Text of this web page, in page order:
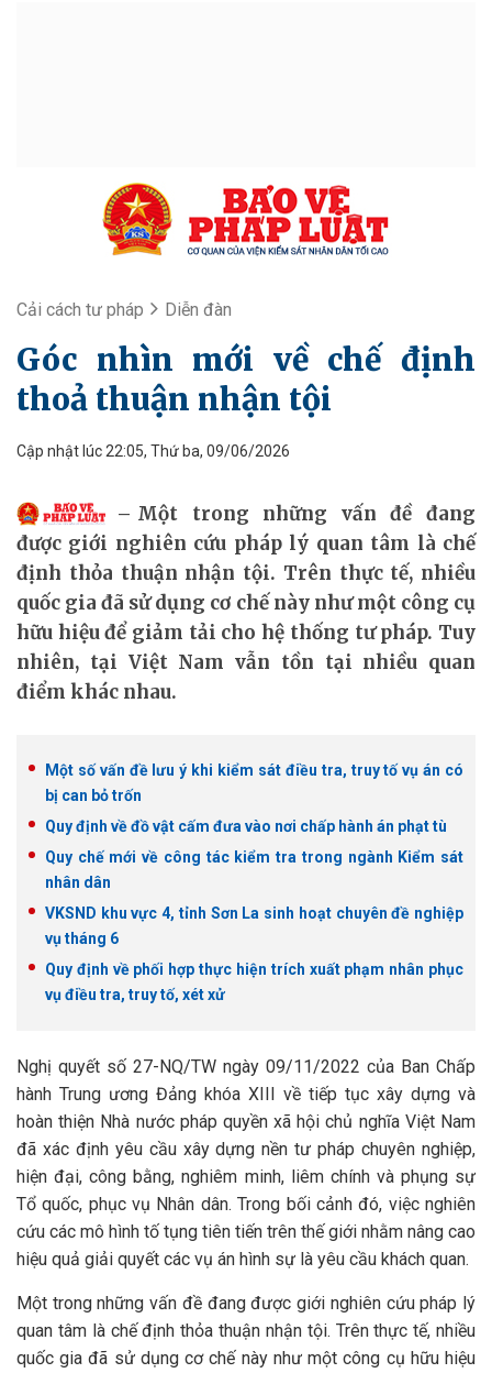
Cải cách tư pháp Diễn đàn
Góc nhìn mới về chế định
thoả thuận nhận tội
Cập nhật lúc 22:05, Thứ ba, 09/06/2026
Một trong những vấn đề đang
được giới nghiên cứu pháp lý quan tâm là chế
định thỏa thuận nhận tội. Trên thực tế, nhiều
quốc gia đã sử dụng cơ chế này như một công cụ
hữu hiệu để giảm tải cho hệ thống tư pháp. Tuy
nhiên, tại Việt Nam vẫn tồn tại nhiều quan
điểm khác nhau.
Một số vấn đề lưu ý khi kiểm sát điều tra, truy tố vụ án có
bị can bỏ trốn
Quy định về đồ vật cấm đưa vào nơi chấp hành án phạt tù
Quy chế mới về công tác kiểm tra trong ngành Kiểm sát
nhân dân
VKSND khu vực 4, tỉnh Sơn La sinh hoạt chuyên đề nghiệp
vụ tháng 6
Quy định về phối hợp thực hiện trích xuất phạm nhân phục
vụ điều tra, truy tố, xét xử
Nghị quyết số 27-NQ/TW ngày 09/11/2022 của Ban Chấp
hành Trung ương Đảng khóa XIII về tiếp tục xây dựng và
hoàn thiện Nhà nước pháp quyền xã hội chủ nghĩa Việt Nam
đã xác định yêu cầu xây dựng nền tư pháp chuyên nghiệp,
hiện đại, công bằng, nghiêm minh, liêm chính và phụng sự
Tổ quốc, phục vụ Nhân dân. Trong bối cảnh đó, việc nghiên
cứu các mô hình tố tụng tiên tiến trên thế giới nhằm nâng cao
hiệu quả giải quyết các vụ án hình sự là yêu cầu khách quan.
Một trong những vấn đề đang được giới nghiên cứu pháp lý
quan tâm là chế định thỏa thuận nhận tội. Trên thực tế, nhiều
quốc gia đã sử dụng cơ chế này như một công cụ hữu hiệu